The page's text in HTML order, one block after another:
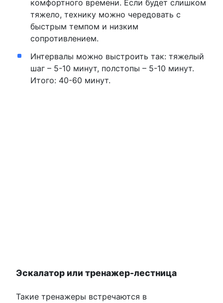
комфортного времени. Если будет слишком
тяжело, технику можно чередовать с
быстрым темпом и низким
сопротивлением.
Интервалы можно выстроить так: тяжелый
шаг – 5-10 минут, полстопы – 5-10 минут.
Итого: 40-60 минут.
Эскалатор или тренажер-лестница
Такие тренажеры встречаются в